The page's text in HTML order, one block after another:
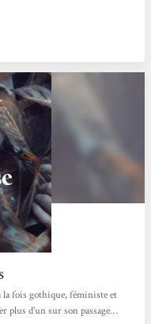
la fois gothique, féministe et
plus d’un sur son passage…